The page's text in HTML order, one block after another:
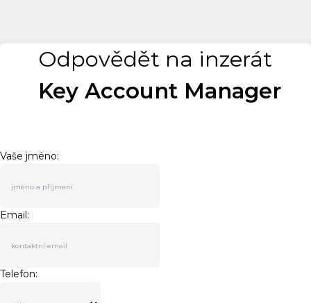
Odpovědět na inzerát
Key Account Manager
Vaše jméno:
Email:
Telefon: